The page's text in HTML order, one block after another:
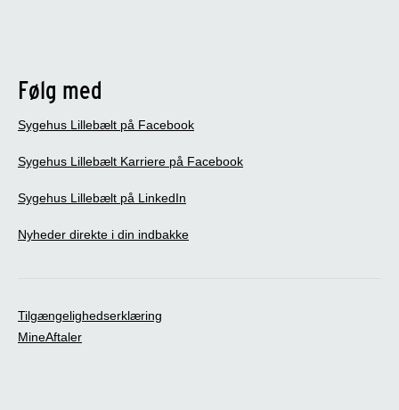
Følg med
Sygehus Lillebælt på Facebook
Sygehus Lillebælt Karriere på Facebook
Sygehus Lillebælt på LinkedIn
Nyheder direkte i din indbakke
Tilgængelighedserklæring
MineAftaler